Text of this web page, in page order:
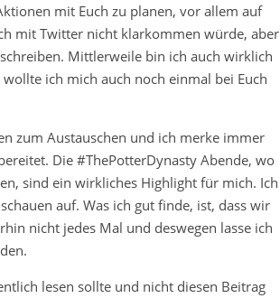
mit Euch zu planen, vor allem auf
mit Twitter nicht klarkommen würde, aber
Mittlerweile bin ich auch wirklich
ich mich auch noch einmal bei Euch
zum Austauschen und ich merke immer
Die #ThePotterDynasty Abende, wo
sind ein wirkliches Highlight für mich. Ich
auf. Was ich gut finde, ist, dass wir
nicht jedes Mal und deswegen lasse ich
lesen sollte und nicht diesen Beitrag